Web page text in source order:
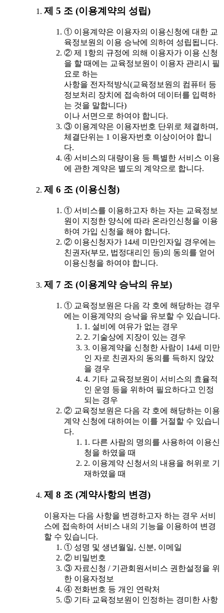
제 5 조 (이용계약의 성립)
① 이용계약은 이용자의 이용신청에 대한 교
육정보원의 이용 승낙에 의하여 성립됩니다.
② 제 1항의 규정에 의해 이용자가 이용 신청
을 할 때에는 교육정보원이 이용자 관리시 필
요로 하는
사항을 전자적방식(교육정보원의 컴퓨터 등
정보처리 장치에 접속하여 데이터를 입력하
는 것을 말합니다)
이나 서면으로 하여야 합니다.
③ 이용계약은 이용자번호 단위로 체결하며,
체결단위는 1 이용자번호 이상이어야 합니
다.
④ 서비스의 대량이용 등 특별한 서비스 이용
에 관한 계약은 별도의 계약으로 합니다.
제 6 조 (이용신청)
① 서비스를 이용하고자 하는 자는 교육정보
원이 지정한 양식에 따라 온라인신청을 이용
하여 가입 신청을 해야 합니다.
② 이용신청자가 14세 미만인자일 경우에는
친권자(부모, 법정대리인 등)의 동의를 얻어
이용신청을 하여야 합니다.
제 7 조 (이용계약 승낙의 유보)
① 교육정보원은 다음 각 호에 해당하는 경우
에는 이용계약의 승낙을 유보할 수 있습니다.
1. 설비에 여유가 없는 경우
2. 기술상에 지장이 있는 경우
3. 이용계약을 신청한 사람이 14세 미만
인 자로 친권자의 동의를 득하지 않았
을 경우
4. 기타 교육정보원이 서비스의 효율적
인 운영 등을 위하여 필요하다고 인정
되는 경우
② 교육정보원은 다음 각 호에 해당하는 이용
계약 신청에 대하여는 이를 거절할 수 있습니
다.
1. 다른 사람의 명의를 사용하여 이용신
청을 하였을 때
2. 이용계약 신청서의 내용을 허위로 기
재하였을 때
제 8 조 (계약사항의 변경)
이용자는 다음 사항을 변경하고자 하는 경우 서비
스에 접속하여 서비스 내의 기능을 이용하여 변경
할 수 있습니다.
① 성명 및 생년월일, 신분, 이메일
② 비밀번호
③ 자료신청 / 기관회원서비스 권한설정을 위
한 이용자정보
④ 전화번호 등 개인 연락처
⑤ 기타 교육정보원이 인정하는 경미한 사항